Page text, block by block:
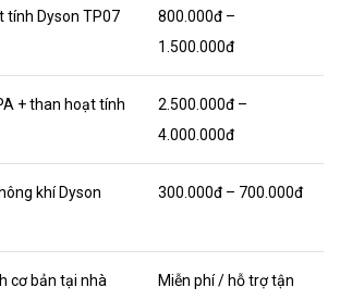
tính Dyson TP07
800.000đ –
1.500.000đ
+ than hoạt tính
2.500.000đ –
4.000.000đ
khí Dyson
300.000đ – 700.000đ
cơ bản tại nhà
Miễn phí / hỗ trợ tận